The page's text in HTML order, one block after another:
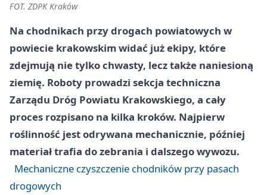
FOT. ZDPK Kraków
Na chodnikach przy drogach powiatowych w
powiecie krakowskim widać już ekipy, które
zdejmują nie tylko chwasty, lecz także naniesioną
ziemię. Roboty prowadzi sekcja techniczna
Zarządu Dróg Powiatu Krakowskiego, a cały
proces rozpisano na kilka kroków. Najpierw
roślinność jest odrywana mechanicznie, później
materiał trafia do zebrania i dalszego wywozu.
Mechaniczne czyszczenie chodników przy pasach
drogowych